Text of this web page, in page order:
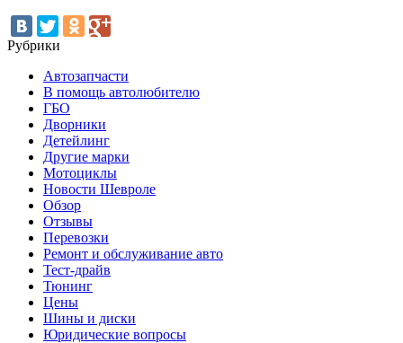
Рубрики
Автозапчасти
В помощь автолюбителю
ГБО
Дворники
Детейлинг
Другие марки
Мотоциклы
Новости Шевроле
Обзор
Отзывы
Перевозки
Ремонт и обслуживание авто
Тест-драйв
Тюнинг
Цены
Шины и диски
Юридические вопросы